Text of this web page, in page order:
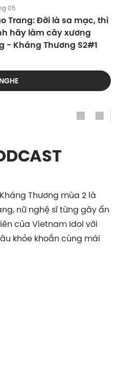
05
Trang: Đời là sa mạc, thì
hãy làm cây xương
- Kháng Thương S2#1
NGHE
Thương mùa 2 là
nữ nghệ sĩ từng gây ấn
của Vietnam Idol với
khỏe khoắn cùng mái
giả mới gặp lại Thảo
tế Chị Đẹp Đạp Gió Rẽ
nhiều tiết mục bùng nổ